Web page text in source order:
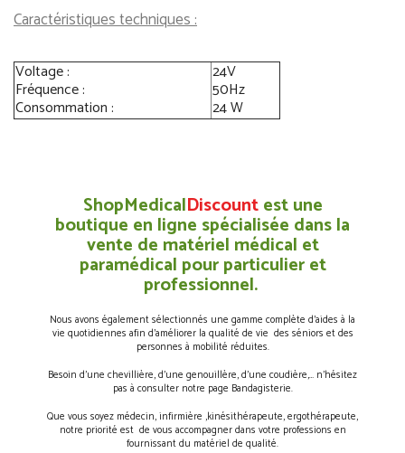
Caractéristiques techniques :
Voltage :
Fréquence :
Consommation :
24V
50Hz
24 W
ShopMedicalDiscountest une
boutique en ligne spécialisée dans la
vente de matériel médical et
paramédical pour particulier et
professionnel.
Nous avons également sélectionnés une gamme complète d’aides à la
vie quotidiennes afin d’améliorer la qualité de vie des séniors et des
personnes à mobilité réduites.
Besoin d’une chevillière, d’une genouillère, d’une coudière,… n’hésitez
pas à consulter notre page Bandagisterie.
Que vous soyez médecin, infirmière ,kinésithérapeute, ergothérapeute,
notre priorité est de vous accompagner dans votre professions en
fournissant du matériel de qualité.